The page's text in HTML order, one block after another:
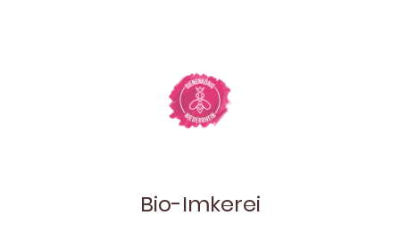
Bio-Imkerei